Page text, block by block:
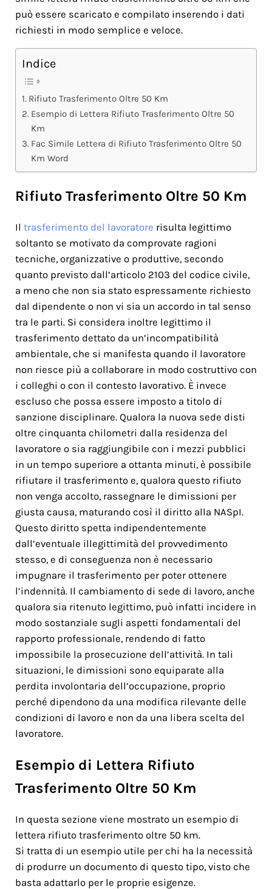
può essere scaricato e compilato inserendo i dati
richiesti in modo semplice e veloce.
Indice
Rifiuto Trasferimento Oltre 50 Km
Esempio di Lettera Rifiuto Trasferimento Oltre 50
Km
Fac Simile Lettera di Rifiuto Trasferimento Oltre 50
Km Word
Rifiuto Trasferimento Oltre 50 Km
Il trasferimento del lavoratore risulta legittimo
soltanto se motivato da comprovate ragioni
tecniche, organizzative o produttive, secondo
quanto previsto dall’articolo 2103 del codice civile,
a meno che non sia stato espressamente richiesto
dal dipendente o non vi sia un accordo in tal senso
tra le parti. Si considera inoltre legittimo il
trasferimento dettato da un’incompatibilità
ambientale, che si manifesta quando il lavoratore
non riesce più a collaborare in modo costruttivo con
i colleghi o con il contesto lavorativo. È invece
escluso che possa essere imposto a titolo di
sanzione disciplinare. Qualora la nuova sede disti
oltre cinquanta chilometri dalla residenza del
lavoratore o sia raggiungibile con i mezzi pubblici
in un tempo superiore a ottanta minuti, è possibile
rifiutare il trasferimento e, qualora questo rifiuto
non venga accolto, rassegnare le dimissioni per
giusta causa, maturando così il diritto alla NASpI.
Questo diritto spetta indipendentemente
dall’eventuale illegittimità del provvedimento
stesso, e di conseguenza non è necessario
impugnare il trasferimento per poter ottenere
l’indennità. Il cambiamento di sede di lavoro, anche
qualora sia ritenuto legittimo, può infatti incidere in
modo sostanziale sugli aspetti fondamentali del
rapporto professionale, rendendo di fatto
impossibile la prosecuzione dell’attività. In tali
situazioni, le dimissioni sono equiparate alla
perdita involontaria dell’occupazione, proprio
perché dipendono da una modifica rilevante delle
condizioni di lavoro e non da una libera scelta del
lavoratore.
Esempio di Lettera Rifiuto
Trasferimento Oltre 50 Km
In questa sezione viene mostrato un esempio di
lettera rifiuto trasferimento oltre 50 km.
Si tratta di un esempio utile per chi ha la necessità
di produrre un documento di questo tipo, visto che
basta adattarlo per le proprie esigenze.